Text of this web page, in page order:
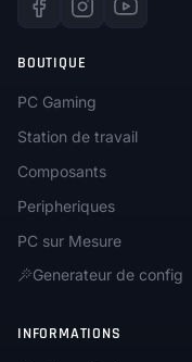
BOUTIQUE
PC Gaming
Station de travail
Composants
Peripheriques
PC sur Mesure
Generateur de config
INFORMATIONS